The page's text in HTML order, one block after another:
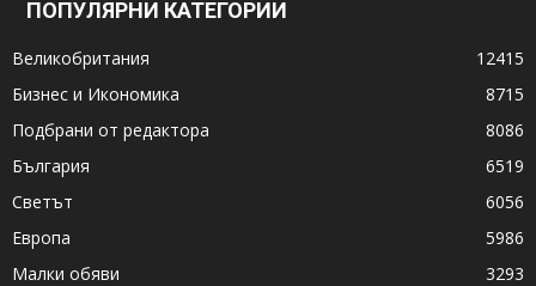
ПОПУЛЯРНИ КАТЕГОРИИ
Великобритания
12415
Бизнес и Икономика
8715
Подбрани от редактора
8086
България
6519
Светът
6056
Европа
5986
Малки обяви
3293